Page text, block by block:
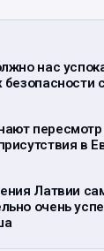
нас
безопасности
пересмотр
в
Латвии
очень